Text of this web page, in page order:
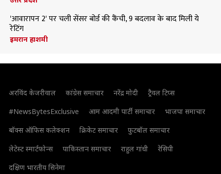
'आवारापन 2' पर चली सेंसर बोर्ड की कैंची, 9 बदलाव के बाद मिली ये
रेटिंग
इमरान हाशमी
अरविंद केजरीवाल कांग्रेस समाचार नरेंद्र मोदी
ट्रैवल टिप्स
#NewsBytesExclusive
आम आदमी पार्टी समाचार
भाजपा समाचार
बॉक्स ऑफिस कलेक्शन
क्रिकेट समाचार
फुटबॉल समाचार
लेटेस्ट स्मार्टफोन्स
पाकिस्तान समाचार राहुल गांधी
रेसिपी
दक्षिण भारतीय सिनेमा